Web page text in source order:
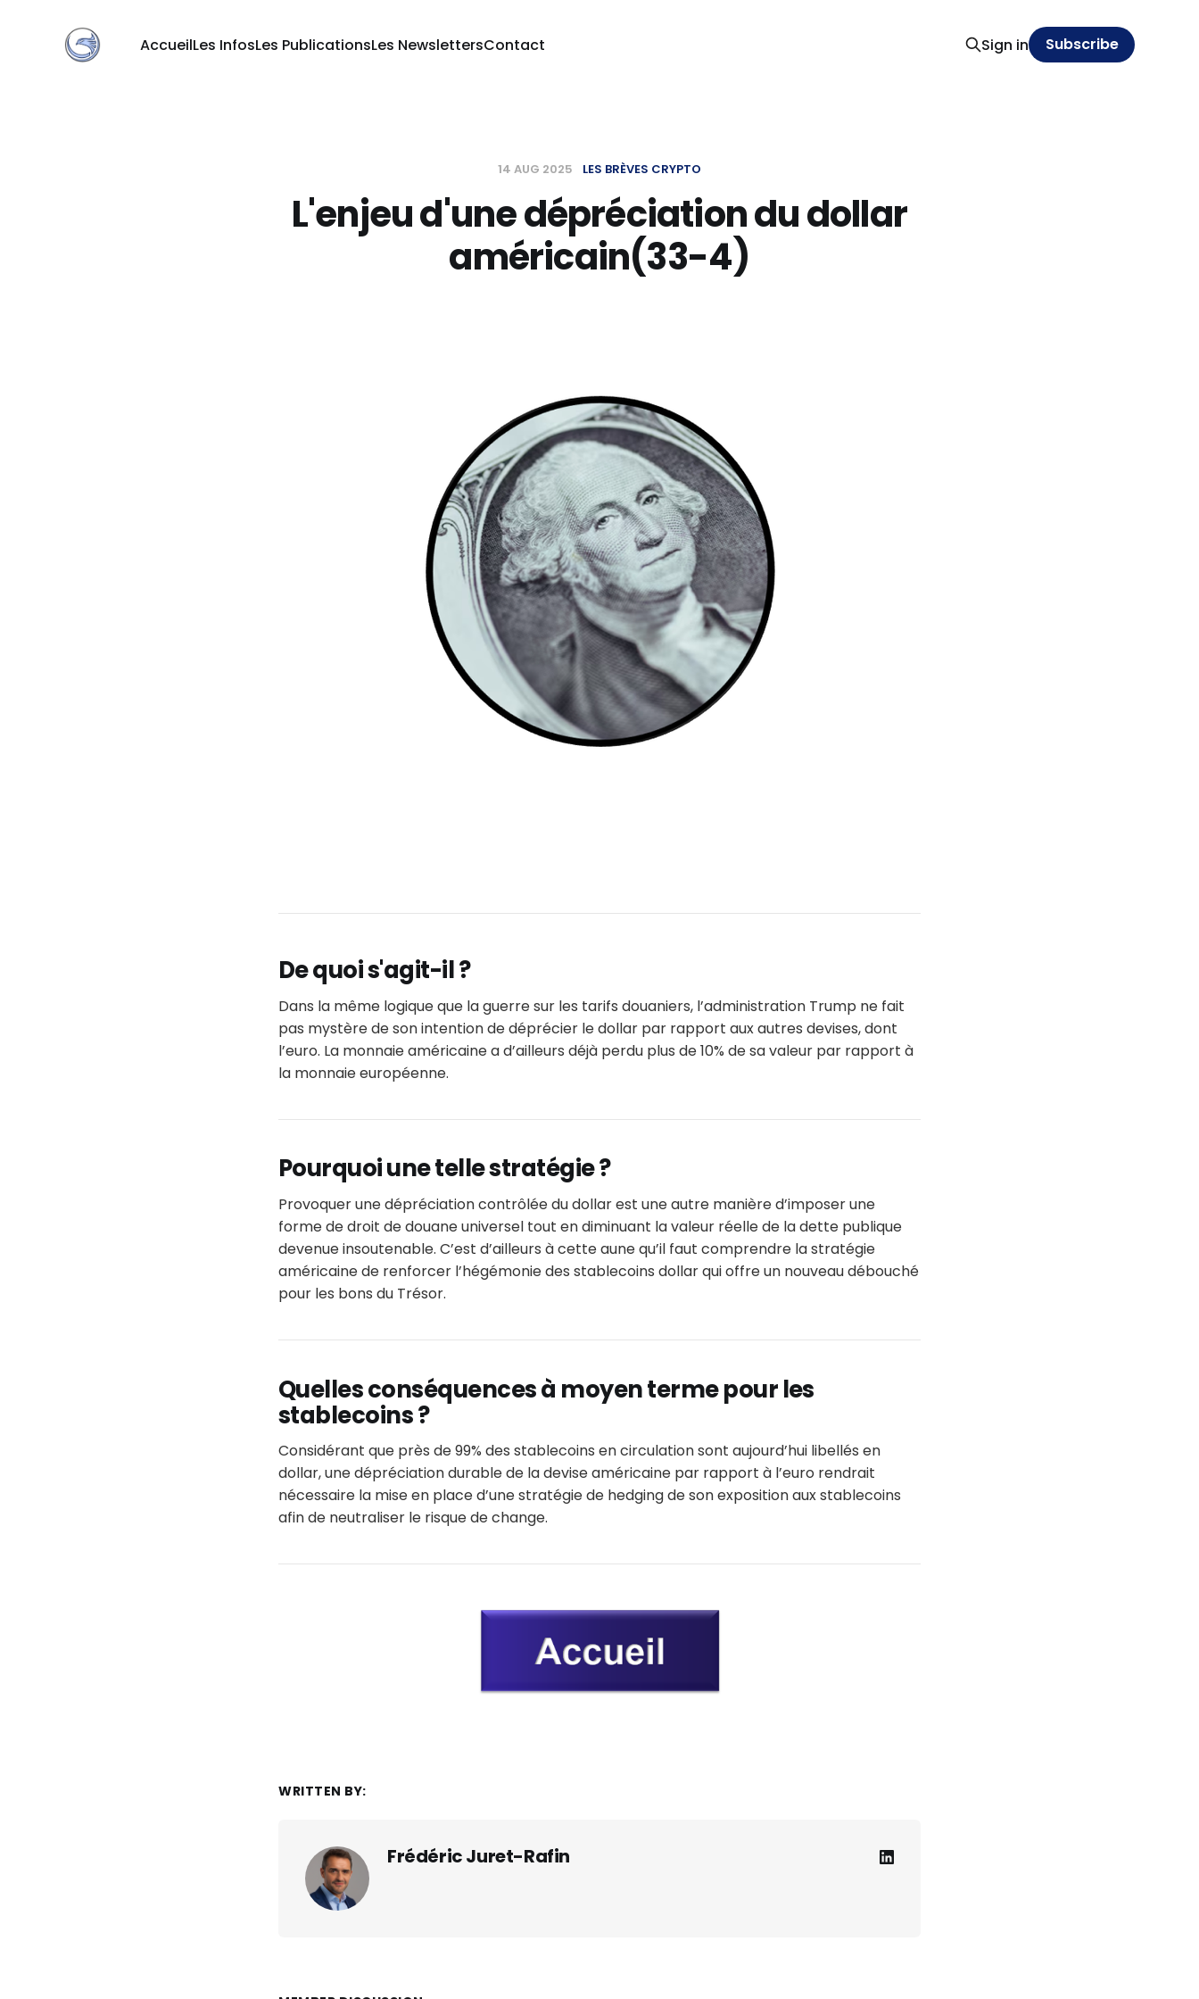
AccueilLes InfosLes PublicationsLes NewslettersContact Sign in Subscribe
14 AUG 2025 LES BRÈVES CRYPTO
L'enjeu d'une dépréciation du dollar
américain(33-4)
De quoi s'agit-il ?
Dans la même logique que la guerre sur les tarifs douaniers, l’administration Trump ne fait
pas mystère de son intention de déprécier le dollar par rapport aux autres devises, dont
l’euro. La monnaie américaine a d’ailleurs déjà perdu plus de 10% de sa valeur par rapport à
la monnaie européenne.
Pourquoi une telle stratégie ?
Provoquer une dépréciation contrôlée du dollar est une autre manière d’imposer une
forme de droit de douane universel tout en diminuant la valeur réelle de la dette publique
devenue insoutenable. C’est d’ailleurs à cette aune qu’il faut comprendre la stratégie
américaine de renforcer l’hégémonie des stablecoins dollar qui offre un nouveau débouché
pour les bons du Trésor.
Quelles conséquences à moyen terme pour les
stablecoins ?
Considérant que près de 99% des stablecoins en circulation sont aujourd’hui libellés en
dollar, une dépréciation durable de la devise américaine par rapport à l’euro rendrait
nécessaire la mise en place d’une stratégie de hedging de son exposition aux stablecoins
afin de neutraliser le risque de change.
WRITTEN BY:
Frédéric Juret-Rafin